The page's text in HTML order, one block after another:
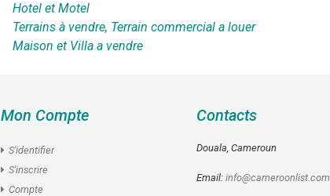
Hotel et Motel
Terrains à vendre, Terrain commercial a louer
Maison et Villa a vendre
Mon Compte
S'identifier
S'inscrire
Compte
Contacts
Douala, Cameroun
Email: info@cameroonlist.com